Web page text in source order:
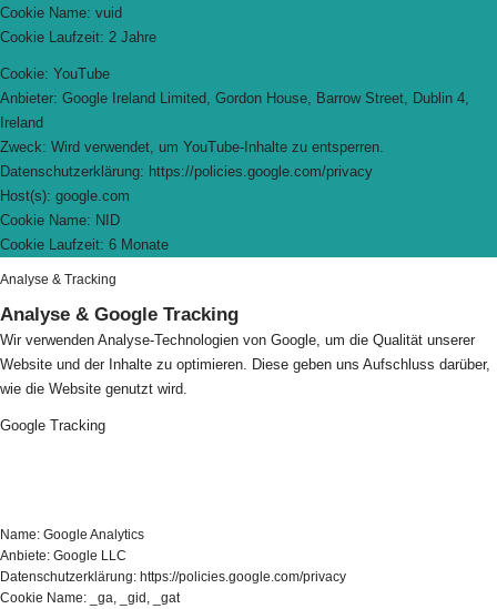
Cookie Name: vuid
Cookie Laufzeit: 2 Jahre
Cookie: YouTube
Anbieter: Google Ireland Limited, Gordon House, Barrow Street, Dublin 4,
Ireland
Zweck: Wird verwendet, um YouTube-Inhalte zu entsperren.
Datenschutzerklärung: https://policies.google.com/privacy
Host(s): google.com
Cookie Name: NID
Cookie Laufzeit: 6 Monate
Analyse & Tracking
Analyse & Google Tracking
Wir verwenden Analyse-Technologien von Google, um die Qualität unserer
Website und der Inhalte zu optimieren. Diese geben uns Aufschluss darüber,
wie die Website genutzt wird.
Google Tracking
Name: Google Analytics
Anbiete: Google LLC
Datenschutzerklärung: https://policies.google.com/privacy
Cookie Name: _ga, _gid, _gat